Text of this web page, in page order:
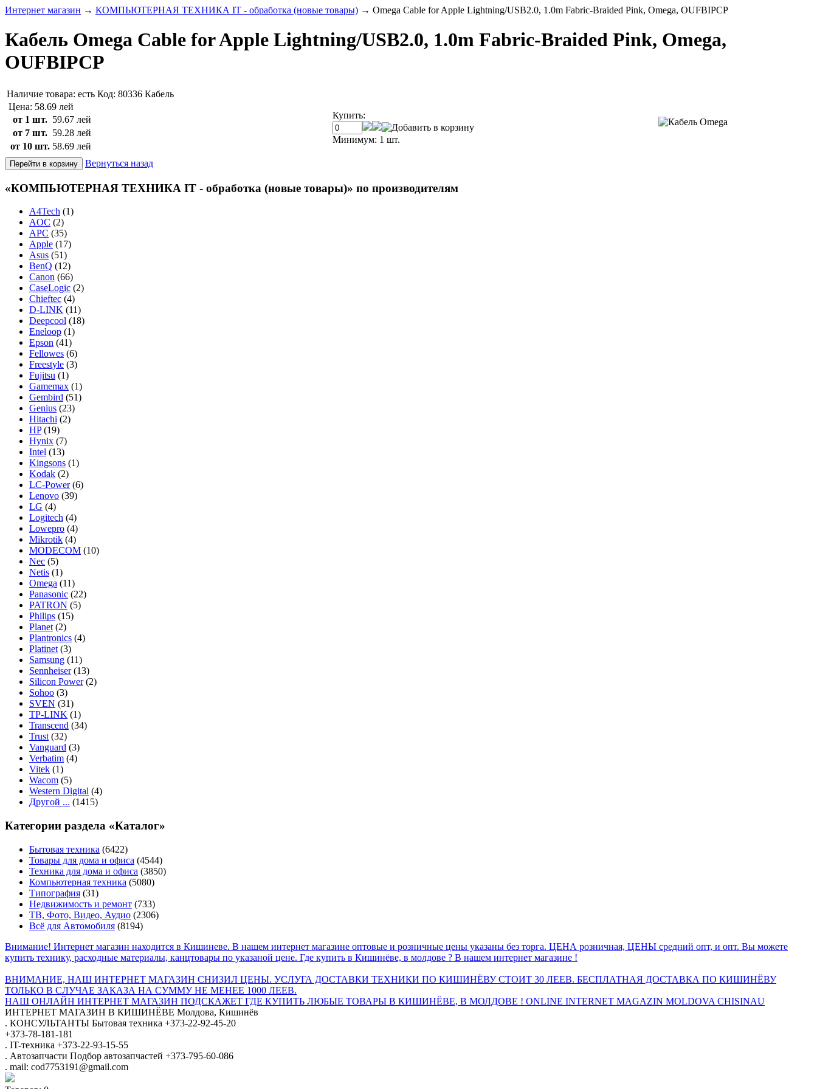
Интернет магазин → КОМПЬЮТЕРНАЯ ТЕХНИКА IT - обработка (новые товары) → Omega Cable for Apple Lightning/USB2.0, 1.0m Fabric-Braided Pink, Omega, OUFBIPCP
Кабель Omega Cable for Apple Lightning/USB2.0, 1.0m Fabric-Braided Pink, Omega,
OUFBIPCP
Наличие товара: есть Код: 80336 Кабель
Цена: 58.69 лей
от 1 шт. 59.67 лей
от 7 шт. 59.28 лей
от 10 шт. 58.69 лей
Купить:
Минимум: 1 шт.
Вернуться назад
«КОМПЬЮТЕРНАЯ ТЕХНИКА IT - обработка (новые товары)» по производителям
A4Tech (1)
AOC (2)
APC (35)
Apple (17)
Asus (51)
BenQ (12)
Canon (66)
CaseLogic (2)
Chieftec (4)
D-LINK (11)
Deepcool (18)
Eneloop (1)
Epson (41)
Fellowes (6)
Freestyle (3)
Fujitsu (1)
Gamemax (1)
Gembird (51)
Genius (23)
Hitachi (2)
HP(19)
Hynix (7)
Intel (13)
Kingsons (1)
Kodak (2)
LC-Power(6)
Lenovo (39)
LG (4)
Logitech (4)
Lowepro (4)
Mikrotik (4)
MODECOM (10)
Nec (5)
Netis (1)
Omega (11)
Panasonic (22)
PATRON (5)
Philips (15)
Planet (2)
Plantronics (4)
Platinet (3)
Samsung (11)
Sennheiser(13)
Silicon Power(2)
Sohoo (3)
SVEN (31)
TP-LINK (1)
Transcend (34)
Trust (32)
Vanguard (3)
Verbatim (4)
Vitek (1)
Wacom (5)
Western Digital (4)
Другой ... (1415)
Категории раздела «Каталог»
Бытовая техника (6422)
Товары для дома и офиса (4544)
Техника для дома и офиса (3850)
Компьютерная техника (5080)
Типография (31)
Недвижимость и ремонт (733)
ТВ, Фото, Видео, Аудио (2306)
Всё для Автомобиля (8194)
Внимание! Интернет магазин находится в Кишиневе. В нашем интернет магазине оптовые и розничные цены указаны без торга. ЦЕНА розничная, ЦЕНЫ средний опт, и опт. Вы можете
купить технику, расходные материалы, канцтовары по указаной цене. Где купить в Кишинёве, в молдове ? В нашем интернет магазине !
ВНИМАНИЕ, НАШ ИНТЕРНЕТ МАГАЗИН СНИЗИЛ ЦЕНЫ. УСЛУГА ДОСТАВКИ ТЕХНИКИ ПО КИШИНЁВУ СТОИТ 30 ЛЕЕВ. БЕСПЛАТНАЯ ДОСТАВКА ПО КИШИНЁВУ
ТОЛЬКО В СЛУЧАЕ ЗАКАЗА НА СУММУ НЕ МЕНЕЕ 1000 ЛЕЕВ.
НАШ ОНЛАЙН ИНТЕРНЕТ МАГАЗИН ПОДСКАЖЕТ ГДЕ КУПИТЬ ЛЮБЫЕ ТОВАРЫ В КИШИНЁВЕ, В МОЛДОВЕ ! ONLINE INTERNET MAGAZIN MOLDOVA CHISINAU
ИНТЕРНЕТ МАГАЗИН В КИШИНЁВЕ Молдова, Кишинёв
. КОНСУЛЬТАНТЫ Бытовая техника +373-22-92-45-20
+373-78-181-181
. IT-техника +373-22-93-15-55
. Автозапчасти Подбор автозапчастей +373-795-60-086
. mail: cod7753191@gmail.com